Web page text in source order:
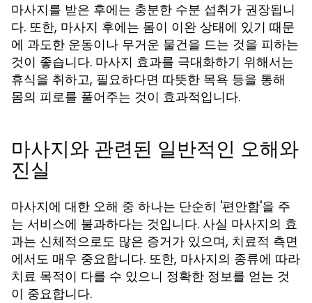
마사지를 받은 후에는 충분한 수분 섭취가 권장됩니
다. 또한, 마사지 후에는 몸이 이완 상태에 있기 때문
에 과도한 운동이나 무거운 물건을 드는 것을 피하는
것이 좋습니다. 마사지 효과를 극대화하기 위해서는
휴식을 취하고, 필요하다면 따뜻한 목욕 등을 통해
몸의 피로를 풀어주는 것이 효과적입니다.
마사지와 관련된 일반적인 오해와
진실
마사지에 대한 오해 중 하나는 단순히 '편안함'을 주
는 서비스에 불과하다는 것입니다. 사실 마사지의 효
과는 신체적으로도 많은 증거가 있으며, 치료적 측면
에서도 매우 중요합니다. 또한, 마사지의 종류에 따라
치료 목적이 다를 수 있으니 정확한 정보를 얻는 것
이 중요합니다.